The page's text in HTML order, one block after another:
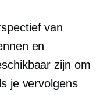
van
en
zijn om
je vervolgens